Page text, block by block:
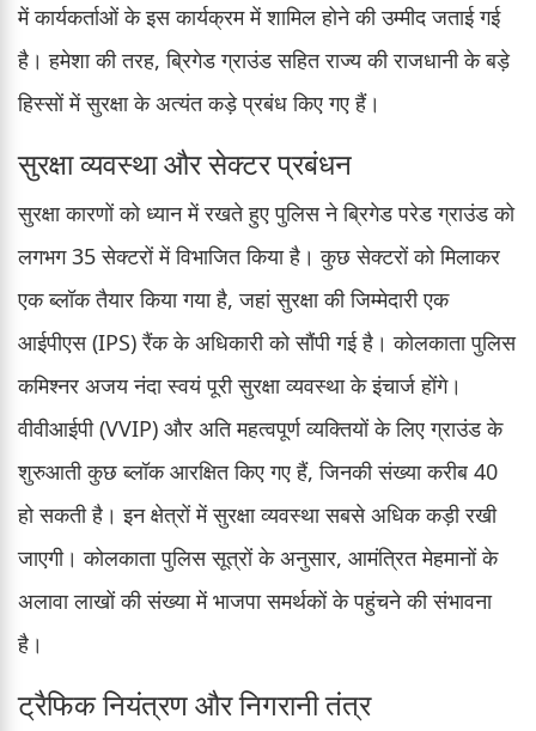
में कार्यकर्ताओं के इस कार्यक्रम में शामिल होने की उम्मीद जताई गई
है। हमेशा की तरह, ब्रिगेड ग्राउंड सहित राज्य की राजधानी के बड़े
हिस्सों में सुरक्षा के अत्यंत कड़े प्रबंध किए गए हैं।
सुरक्षा व्यवस्था और सेक्टर प्रबंधन
सुरक्षा कारणों को ध्यान में रखते हुए पुलिस ने ब्रिगेड परेड ग्राउंड को
लगभग 35 सेक्टरों में विभाजित किया है। कुछ सेक्टरों को मिलाकर
एक ब्लॉक तैयार किया गया है, जहां सुरक्षा की जिम्मेदारी एक
आईपीएस (IPS) रैंक के अधिकारी को सौंपी गई है। कोलकाता पुलिस
कमिश्नर अजय नंदा स्वयं पूरी सुरक्षा व्यवस्था के इंचार्ज होंगे।
वीवीआईपी (VVIP) और अति महत्वपूर्ण व्यक्तियों के लिए ग्राउंड के
शुरुआती कुछ ब्लॉक आरक्षित किए गए हैं, जिनकी संख्या करीब 40
हो सकती है। इन क्षेत्रों में सुरक्षा व्यवस्था सबसे अधिक कड़ी रखी
जाएगी। कोलकाता पुलिस सूत्रों के अनुसार, आमंत्रित मेहमानों के
अलावा लाखों की संख्या में भाजपा समर्थकों के पहुंचने की संभावना
है।
ट्रैफिक नियंत्रण और निगरानी तंत्र